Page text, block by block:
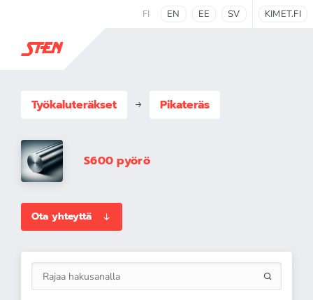
FI EN EE SV KIMET.FI
Työkaluteräkset Pikateräs
S600 pyörö
Ota yhteyttä